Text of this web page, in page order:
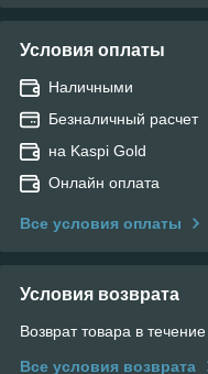
Условия оплаты
Наличными
Безналичный расчет
на Kaspi Gold
Онлайн оплата
Все условия оплаты
Условия возврата
Возврат товара в
Все условия возврата